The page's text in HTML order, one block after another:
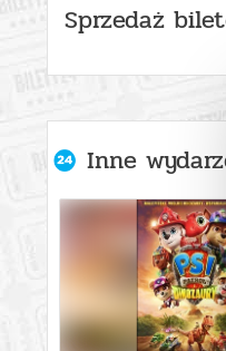
Sprzedaż
Inne